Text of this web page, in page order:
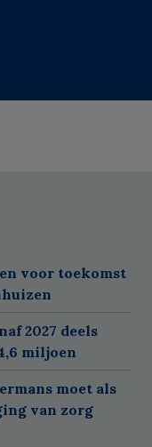
voor toekomst
2027 deels
miljoen
moet als
van zorg